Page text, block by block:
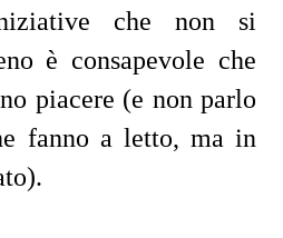
che non si
è consapevole che
piacere (e non parlo
fanno a letto, ma in